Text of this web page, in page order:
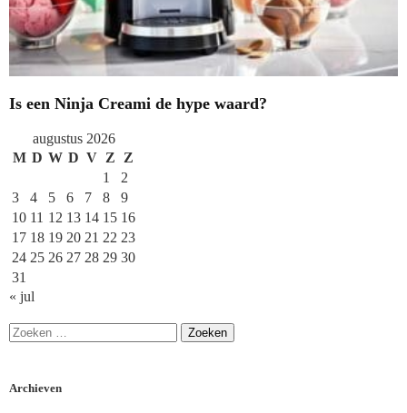
Is een Ninja Creami de hype waard?
augustus 2026
M D W D V Z
Z
1
2
3
4 5 6 7 8
9
10 11 12 13 14 15 16
17 18 19 20 21 22 23
24 25 26 27 28 29 30
31
« jul
Archieven